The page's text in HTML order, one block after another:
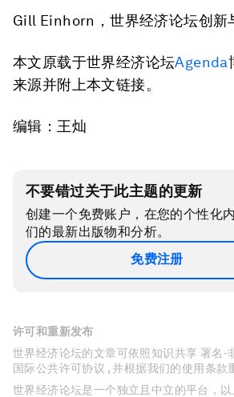
Gill Einhorn，世界经济论坛创新
本文原载于世界经济论坛Agenda
来源并附上本文链接。
编辑：王灿
不要错过关于此主题的更新
创建一个免费账户，在您的个性化
们的最新出版物和分析。
免费注册
许可和重新发布
世界经济论坛的文章可依照知识共享 署名-
国际公共许可协议 , 并根据我们的使用条款
世界经济论坛是一个独立且中立的平台，